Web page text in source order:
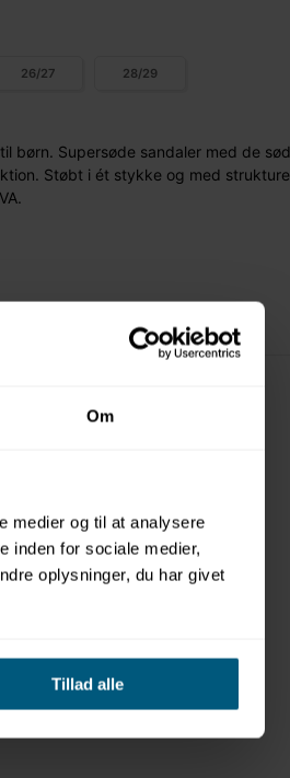
Om
medier og til at analysere
inden for sociale medier,
oplysninger, du har givet
Tillad alle
26/27 28/29
børn. Supersøde sandaler med de
Støbt i ét stykke og med